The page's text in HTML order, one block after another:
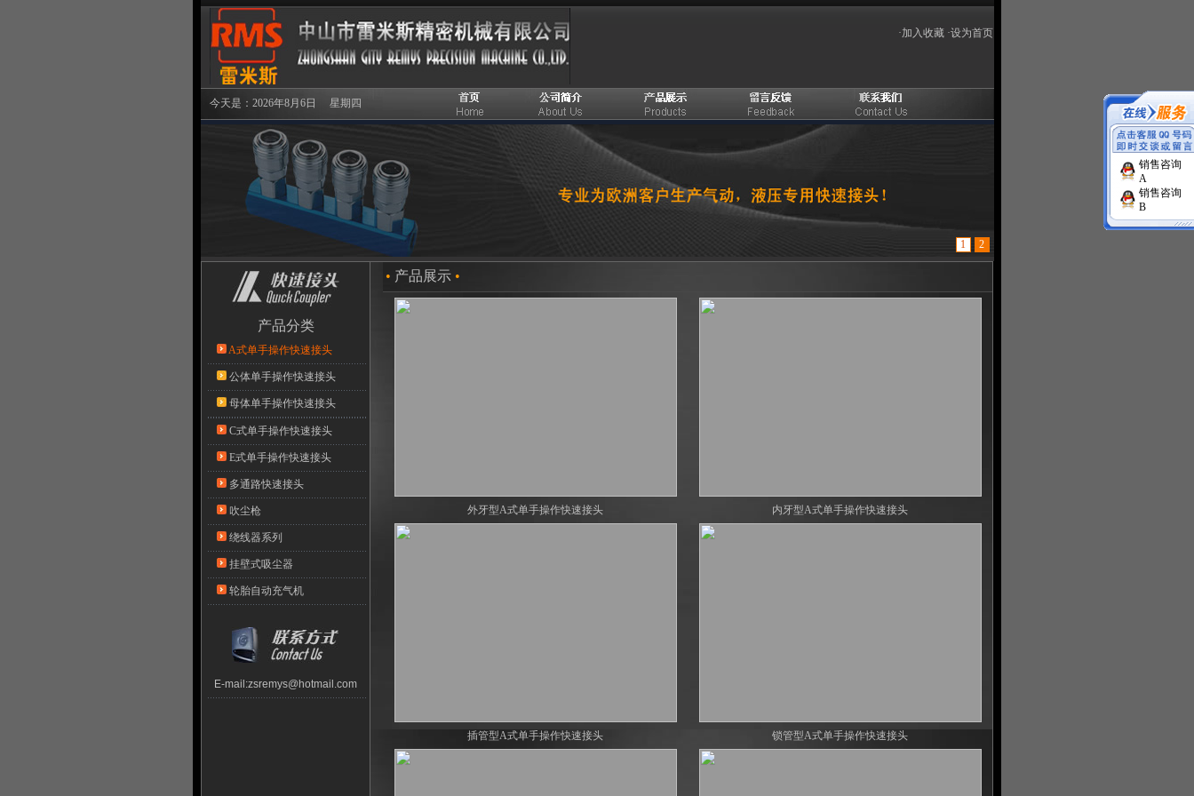
销售咨询
A
销售咨询
B
·加入收藏 ·设为首页
今天是：2026年8月6日 星期四
1 2
产品分类
A式单手操作快速接头
公体单手操作快速接头
母体单手操作快速接头
C式单手操作快速接头
E式单手操作快速接头
多通路快速接头
吹尘枪
绕线器系列
挂壁式吸尘器
轮胎自动充气机
E-mail:zsremys@hotmail.com
• 产品展示 •
外牙型A式单手操作快速接头 内牙型A式单手操作快速接头
插管型A式单手操作快速接头 锁管型A式单手操作快速接头